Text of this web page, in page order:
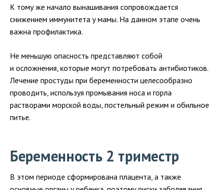
К тому же начало вынашивания сопровождается
снижением иммунитета у мамы. На данном этапе очень
важна профилактика.
Не меньшую опасность представляют собой
и осложнения, которые могут потребовать антибиотиков.
Лечение простуды при беременности целесообразно
проводить, используя промывания носа и горла
растворами морской воды, постельный режим и обильное
питье.
Беременность 2 триместр
В этом периоде сформирована плацента, а также